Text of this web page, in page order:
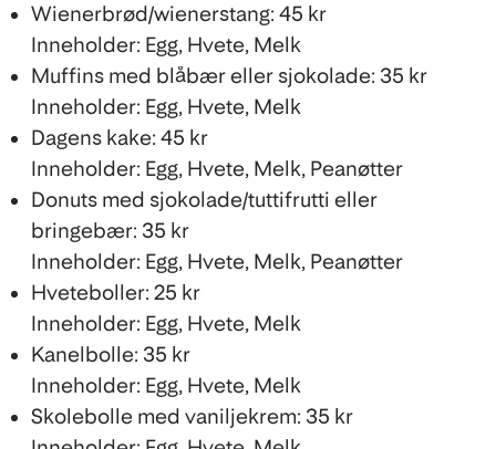
Wienerbrød/wienerstang: 45 kr
Inneholder: Egg, Hvete, Melk
Muffins med blåbær eller sjokolade: 35 kr
Inneholder: Egg, Hvete, Melk
Dagens kake: 45 kr
Inneholder: Egg, Hvete, Melk, Peanøtter
Donuts med sjokolade/tuttifrutti eller
bringebær: 35 kr
Inneholder: Egg, Hvete, Melk, Peanøtter
Hveteboller: 25 kr
Inneholder: Egg, Hvete, Melk
Kanelbolle: 35 kr
Inneholder: Egg, Hvete, Melk
Skolebolle med vaniljekrem: 35 kr